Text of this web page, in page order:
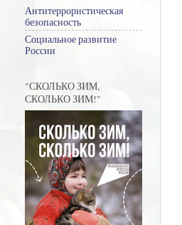
Антитеррористическая
безопасность
Социальное развитие
России
"СКОЛЬКО ЗИМ,
СКОЛЬКО ЗИМ!"